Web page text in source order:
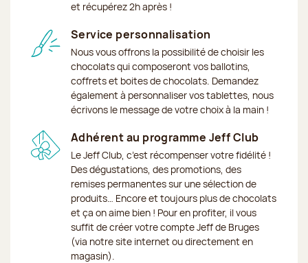
et récupérez 2h après !
Service personnalisation
Nous vous offrons la possibilité de choisir les
chocolats qui composeront vos ballotins,
coffrets et boites de chocolats. Demandez
également à personnaliser vos tablettes, nous
écrivons le message de votre choix à la main !
Adhérent au programme Jeff Club
Le Jeff Club, c’est récompenser votre fidélité !
Des dégustations, des promotions, des
remises permanentes sur une sélection de
produits… Encore et toujours plus de chocolats
et ça on aime bien ! Pour en profiter, il vous
suffit de créer votre compte Jeff de Bruges
(via notre site internet ou directement en
magasin).